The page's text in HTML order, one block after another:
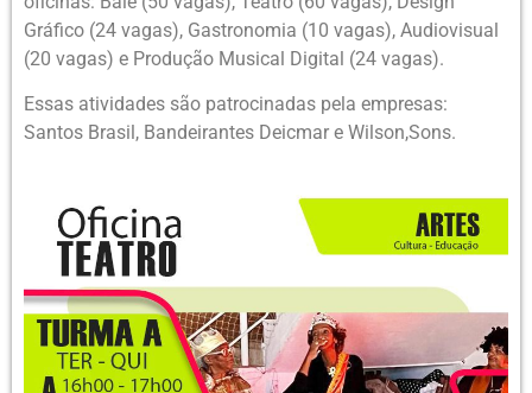
Gráfico (24 vagas), Gastronomia (10 vagas), Audiovisual
(20 vagas) e Produção Musical Digital (24 vagas).
Essas atividades são patrocinadas pela empresas:
Santos Brasil, Bandeirantes Deicmar e Wilson,Sons.